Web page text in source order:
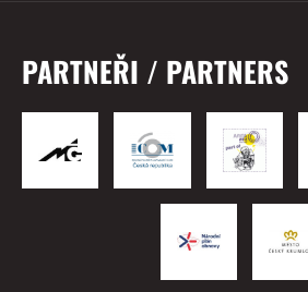
PARTNEŘI / PARTNERS